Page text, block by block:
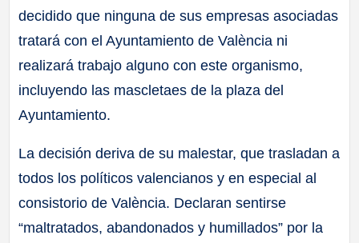
decidido que ninguna de sus empresas asociadas
tratará con el Ayuntamiento de València ni
realizará trabajo alguno con este organismo,
incluyendo las mascletaes de la plaza del
Ayuntamiento.
La decisión deriva de su malestar, que trasladan a
todos los políticos valencianos y en especial al
consistorio de València. Declaran sentirse
“maltratados, abandonados y humillados” por la